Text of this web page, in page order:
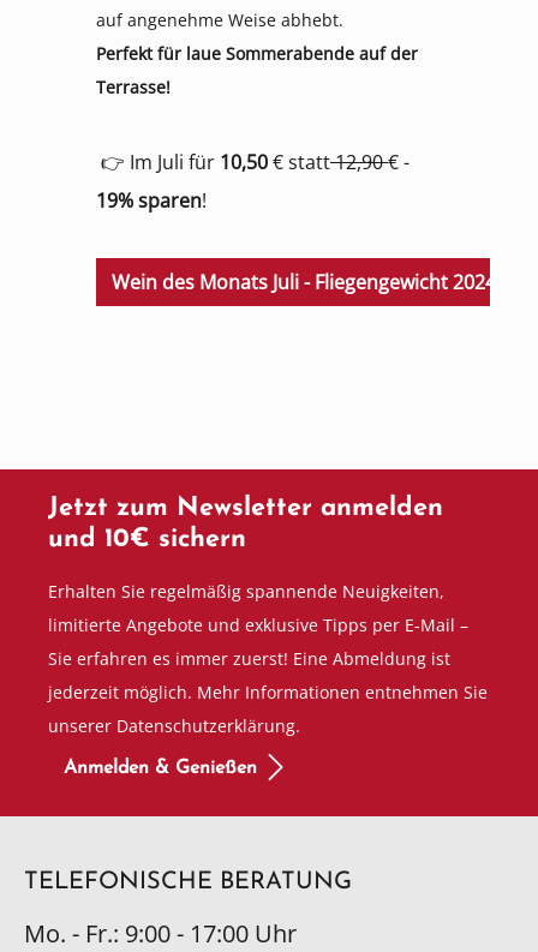
auf angenehme Weise abhebt.
Perfekt für laue Sommerabende auf der
Terrasse!
👉 Im Juli für 10,50€ statt12,90€ -
19% sparen!
Wein des Monats Juli - Fliegengewicht 2024
Jetzt zum Newsletter anmelden
und 10€ sichern
Erhalten Sie regelmäßig spannende Neuigkeiten,
limitierte Angebote und exklusive Tipps per E-Mail –
Sie erfahren es immer zuerst! Eine Abmeldung ist
jederzeit möglich. Mehr Informationen entnehmen Sie
unserer Datenschutzerklärung.
Anmelden & Genießen
TELEFONISCHE BERATUNG
Mo. - Fr.: 9:00 - 17:00 Uhr